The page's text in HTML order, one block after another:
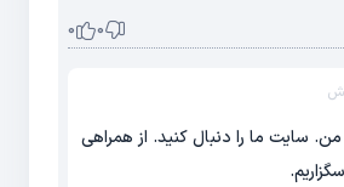
0
0
سایت ما را دنبال کنید. از همراهی